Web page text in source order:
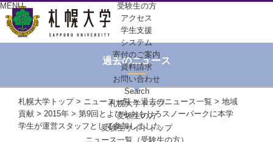
MENU
受験生の方
アクセス
学生支援
システム
寄付のご案内
資料請求
お問い合わせ
Search
札幌大学トップ
受験生の方
受験生サイトトップ
ニュース一覧（受験生の方）
過去のニュース
札幌大学トップ> ニュース一覧>過去のニュース一覧 > 地域
貢献 > 2015年 > 第9回とよひらおもしろスノーパークに本学
学生が運営スタッフとして参加しました